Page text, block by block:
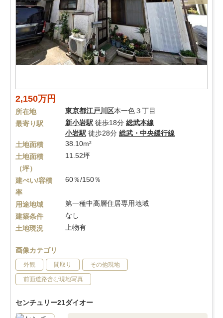
2,150万円
所在地 東京都江戸川区本一色３丁目
最寄り駅
新小岩駅 徒歩18分 総武本線
小岩駅 徒歩28分 総武・中央緩行線
土地面積
38.10m²
土地面積
（坪）
11.52坪
建ぺい/容積
率
60％/150％
用途地域
第一種中高層住居専用地域
建築条件
なし
土地現況
上物有
画像カテゴリ
外観 間取り その他現地
前面道路含む現地写真
センチュリー21ダイオー